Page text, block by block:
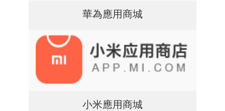
華為應用商城
小米應用商城